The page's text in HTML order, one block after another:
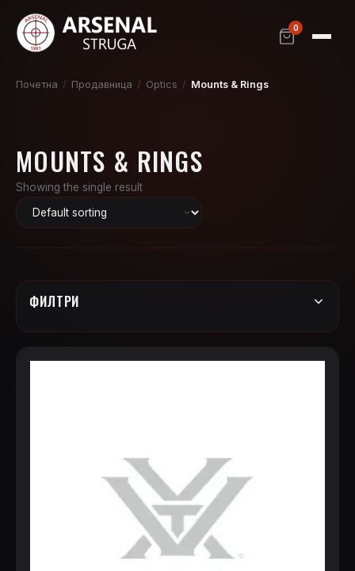
0
Почетна / Продавница / Optics / Mounts & Rings
MOUNTS & RINGS
Showing the single result
ФИЛТРИ